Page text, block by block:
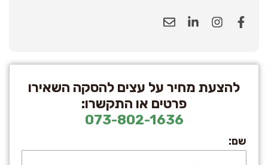
להצעת מחיר על עצים להסקה השאירו
פרטים או התקשרו:
073-802-1636
שם: